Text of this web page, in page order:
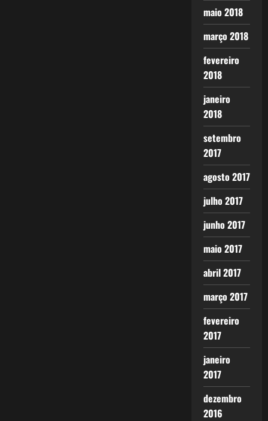
maio 2018
março 2018
fevereiro
2018
janeiro
2018
setembro
2017
agosto 2017
julho 2017
junho 2017
maio 2017
abril 2017
março 2017
fevereiro
2017
janeiro
2017
dezembro
2016